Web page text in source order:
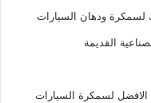
ودهان السيارات
القديمة
لسمكرة السيارات